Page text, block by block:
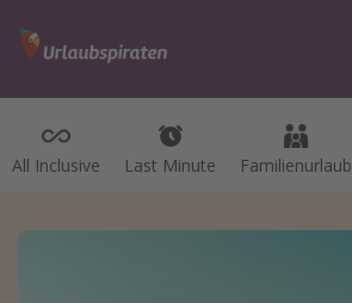
All Inclusive Last Minute Familienurlaub
Kategorien